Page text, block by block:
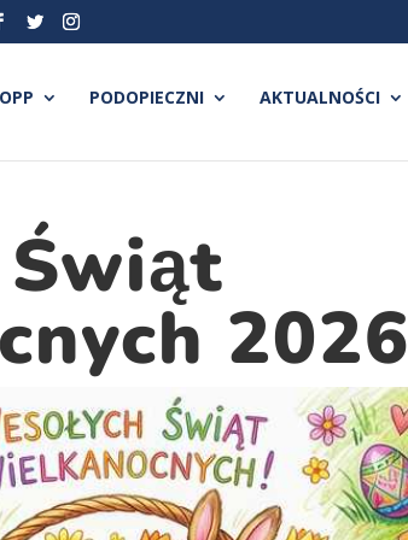
PODOPIECZNI AKTUALNOŚCI
Świąt
2026